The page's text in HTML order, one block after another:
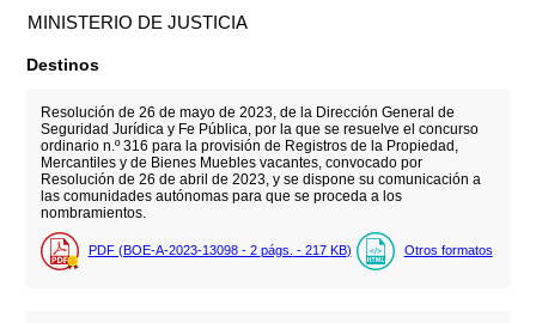
MINISTERIO DE JUSTICIA
Destinos
Resolución de 26 de mayo de 2023, de la Dirección General de
Seguridad Jurídica y Fe Pública, por la que se resuelve el concurso
ordinario n.º 316 para la provisión de Registros de la Propiedad,
Mercantiles y de Bienes Muebles vacantes, convocado por
Resolución de 26 de abril de 2023, y se dispone su comunicación a
las comunidades autónomas para que se proceda a los
nombramientos.
PDF (BOE-A-2023-13098 - 2 págs. - 217 KB) Otros formatos